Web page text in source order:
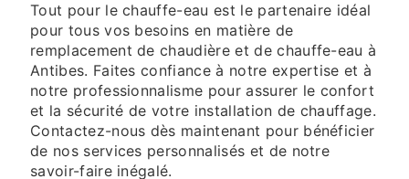
Tout pour le chauffe-eau est le partenaire idéal
pour tous vos besoins en matière de
remplacement de chaudière et de chauffe-eau à
Antibes. Faites confiance à notre expertise et à
notre professionnalisme pour assurer le confort
et la sécurité de votre installation de chauffage.
Contactez-nous dès maintenant pour bénéficier
de nos services personnalisés et de notre
savoir-faire inégalé.